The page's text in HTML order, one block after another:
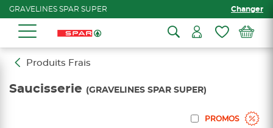
GRAVELINES SPAR SUPER Changer
Produits Frais
Saucisserie (GRAVELINES SPAR SUPER)
PROMOS